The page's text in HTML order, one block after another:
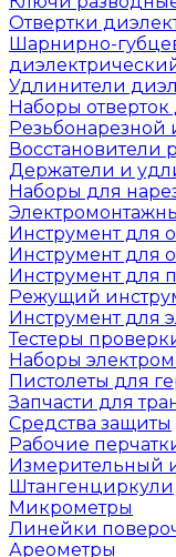
Отвертки
Шарнирно-
Удлинители
Наборы
Резьбонарезной
Восстановители
Держатели и
Наборы для
Инструмент для
Инструмент для
Инструмент для
Режущий
Инструмент для
Тестеры
Наборы
Пистолеты для
Запчасти для
Средства защиты
Рабочие
Измерительный
Штангенциркули
Микрометры
Линейки
Ареометры